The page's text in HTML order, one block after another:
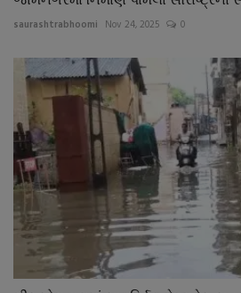
saurashtrabhoomi Nov 24, 2025 0